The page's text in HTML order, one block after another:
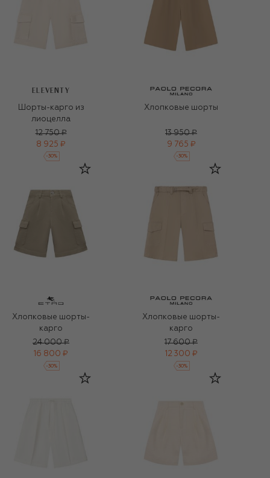
ELEVENTY
Шорты-карго из
лиоцелла
12 750 ₽
8 925 ₽
-30%
Хлопковые шорты
13 950 ₽
9 765 ₽
-30%
Хлопковые шорты-
карго
24 000 ₽
16 800 ₽
-30%
Хлопковые шорты-
карго
17 600 ₽
12 300 ₽
-30%